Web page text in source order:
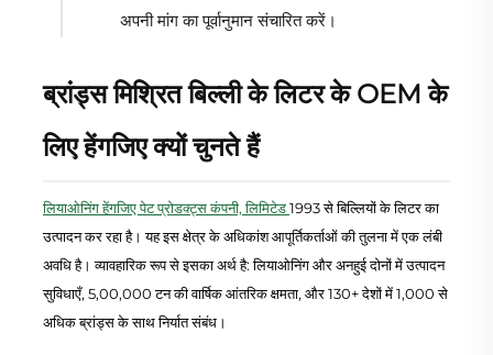
अपनी मांग का पूर्वानुमान संचारित करें।
ब्रांड्स मिश्रित बिल्ली के लिटर के OEM के
लिए हेंगजिए क्यों चुनते हैं
लियाओनिंग हेंगजिए पेट प्रोडक्ट्स कंपनी, लिमिटेड1993 से बिल्लियों के लिटर का
उत्पादन कर रहा है। यह इस क्षेत्र के अधिकांश आपूर्तिकर्ताओं की तुलना में एक लंबी
अवधि है। व्यावहारिक रूप से इसका अर्थ है: लियाओनिंग और अनहुई दोनों में उत्पादन
सुविधाएँ, 5,00,000 टन की वार्षिक आंतरिक क्षमता, और 130+ देशों में 1,000 से
अधिक ब्रांड्स के साथ निर्यात संबंध।